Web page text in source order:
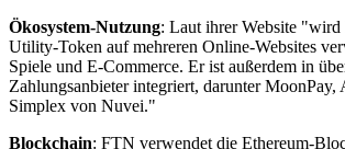
Ökosystem-Nutzung: Laut ihrer Website
Utility-Token auf mehreren Online-Websites
Spiele und E-Commerce. Er ist außerdem in
Zahlungsanbieter integriert, darunter MoonPay,
Simplex von Nuvei."
Blockchain: FTN verwendet die Ethereum-